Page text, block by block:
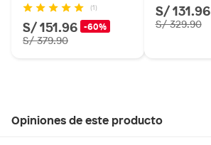
(1)
S/ 151.96 -60%
S/ 379.90
S/ 131.96
S/ 329.90
Opiniones de este producto